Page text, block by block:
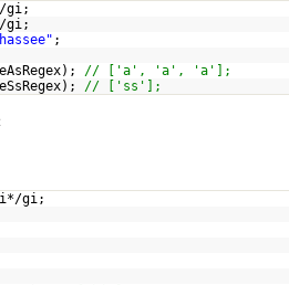
gi;
gi;
;
// ['a', 'a', 'a'];
// ['ss'];
hi*/gi;